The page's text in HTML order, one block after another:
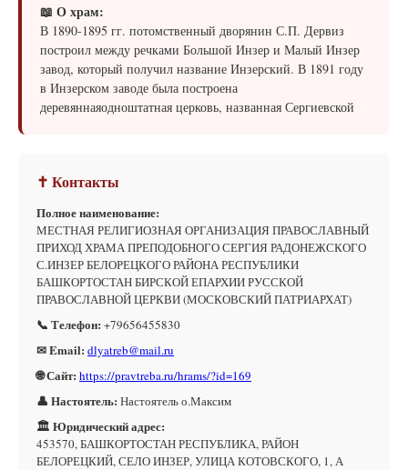
📖 О храм:
В 1890-1895 гг. потомственный дворянин С.П. Дервиз
построил между речками Большой Инзер и Малый Инзер
завод, который получил название Инзерский. В 1891 году
в Инзерском заводе была построена
деревяннаяодноштатная церковь, названная Сергиевской
✝ Контакты
Полное наименование:
МЕСТНАЯ РЕЛИГИОЗНАЯ ОРГАНИЗАЦИЯ ПРАВОСЛАВНЫЙ
ПРИХОД ХРАМА ПРЕПОДОБНОГО СЕРГИЯ РАДОНЕЖСКОГО
С.ИНЗЕР БЕЛОРЕЦКОГО РАЙОНА РЕСПУБЛИКИ
БАШКОРТОСТАН БИРСКОЙ ЕПАРХИИ РУССКОЙ
ПРАВОСЛАВНОЙ ЦЕРКВИ (МОСКОВСКИЙ ПАТРИАРХАТ)
📞 Телефон: +79656455830
✉ Email: dlyatreb@mail.ru
🌐 Сайт: https://pravtreba.ru/hrams/?id=169
👤 Настоятель: Настоятель о.Максим
🏛 Юридический адрес:
453570, БАШКОРТОСТАН РЕСПУБЛИКА, РАЙОН
БЕЛОРЕЦКИЙ, СЕЛО ИНЗЕР, УЛИЦА КОТОВСКОГО, 1, А